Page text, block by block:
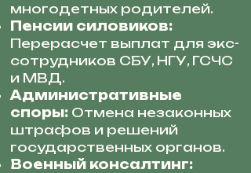
многодетных родителей.
Пенсии силовиков:
Перерасчет выплат для экс-
сотрудников СБУ, НГУ, ГСЧС
и МВД.
Административные
споры: Отмена незаконных
штрафов и решений
государственных органов.
Военный консалтинг: